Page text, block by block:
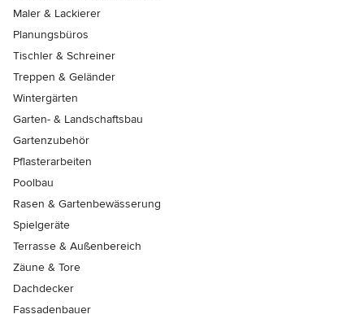
Maler & Lackierer
Planungsbüros
Tischler & Schreiner
Treppen & Geländer
Wintergärten
Garten- & Landschaftsbau
Gartenzubehör
Pflasterarbeiten
Poolbau
Rasen & Gartenbewässerung
Spielgeräte
Terrasse & Außenbereich
Zäune & Tore
Dachdecker
Fassadenbauer